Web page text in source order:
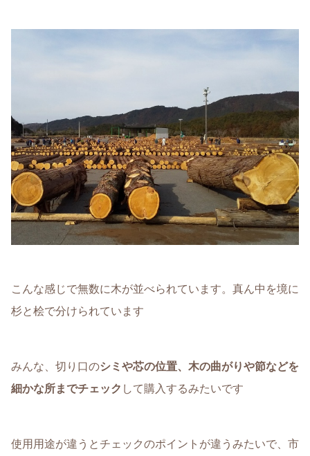
こんな感じで無数に木が並べられています。真ん中を境に
杉と桧で分けられています
みんな、切り口のシミや芯の位置、木の曲がりや節などを
細かな所までチェック して購入するみたいです
使用用途が違うとチェックのポイントが違うみたいで、市